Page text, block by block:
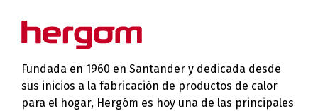
Fundada en 1960 en Santander y dedicada desde
sus inicios a la fabricación de productos de calor
para el hogar, Hergóm es hoy una de las principales